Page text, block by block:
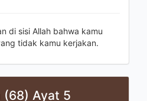
di sisi Allah bahwa kamu
tidak kamu kerjakan.
(68) Ayat 5